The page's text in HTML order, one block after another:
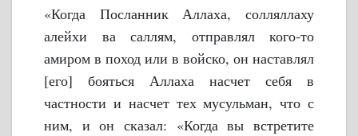
«Когда Посланник Аллаха, солляллаху
алейхи ва саллям, отправлял кого-то
амиром в поход или в войско, он наставлял
[его] бояться Аллаха насчет себя в
частности и насчет тех мусульман, что с
ним, и он сказал: «Когда вы встретите